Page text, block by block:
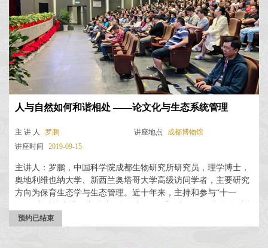
人与自然如何和谐相处 ——论文化与生态系统管理
主 讲 人 罗鹏 讲座地点
成都博物馆
讲座时间
2019-09-15
主讲人：罗鹏，中国科学院成都生物研究所研究员，理学博士，
奥地利维也纳大学、新西兰奥塔哥大学高级访问学者，主要研究
方向为保育生态学与生态管理。近十年来，主持和参与“十一
基金、中国—欧盟合作等在内的40余项国家、省部委和国际合作
预约已结束